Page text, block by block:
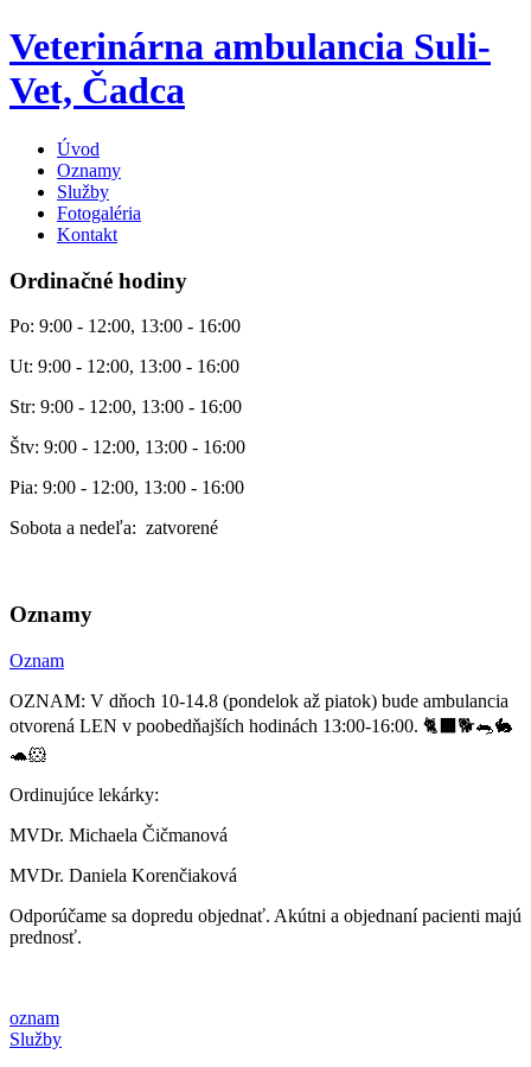
Veterinárna ambulancia Suli-
Vet, Čadca
Úvod
Oznamy
Služby
Fotogaléria
Kontakt
Ordinačné hodiny
Po: 9:00 - 12:00, 13:00 - 16:00
Ut: 9:00 - 12:00, 13:00 - 16:00
Str: 9:00 - 12:00, 13:00 - 16:00
Štv: 9:00 - 12:00, 13:00 - 16:00
Pia: 9:00 - 12:00, 13:00 - 16:00
Sobota a nedeľa: zatvorené
Oznamy
Oznam
OZNAM: V dňoch 10-14.8 (pondelok až piatok) bude ambulancia
otvorená LEN v poobedňajších hodinách 13:00-16:00. 🐈‍⬛🐕🐀🐇
🐢🐹
Ordinujúce lekárky:
MVDr. Michaela Čičmanová
MVDr. Daniela Korenčiaková
Odporúčame sa dopredu objednať. Akútni a objednaní pacienti majú
prednosť.
oznam
Služby